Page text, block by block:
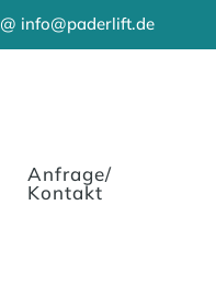
@ info@paderlift.de
Anfrage/
Kontakt